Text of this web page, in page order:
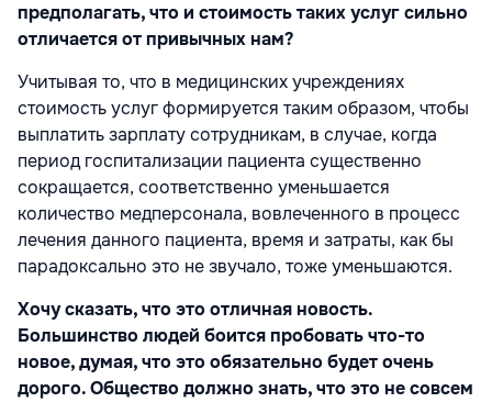
предполагать, что и стоимость таких услуг сильно
отличается от привычных нам?
Учитывая то, что в медицинских учреждениях
стоимость услуг формируется таким образом, чтобы
выплатить зарплату сотрудникам, в случае, когда
период госпитализации пациента существенно
сокращается, соответственно уменьшается
количество медперсонала, вовлеченного в процесс
лечения данного пациента, время и затраты, как бы
парадоксально это не звучало, тоже уменьшаются.
Хочу сказать, что это отличная новость.
Большинство людей боится пробовать что-то
новое, думая, что это обязательно будет очень
дорого. Общество должно знать, что это не совсем